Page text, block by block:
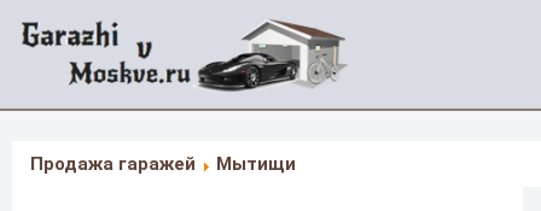
Продажа гаражей Мытищи